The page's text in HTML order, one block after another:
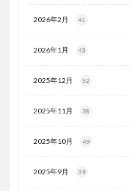
2026年2月 41
2026年1月 43
2025年12月 52
2025年11月 38
2025年10月 49
2025年9月 39